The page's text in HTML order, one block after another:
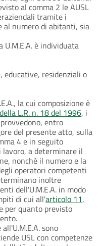
al comma 2 le AUSL
tramite i
numero di abitanti, sia
U.M.E.A. è individuata
educative, residenziali o
la cui composizione è
L.R. n. 18 del 1996, i
entro
del presente atto, sulla
4 e in seguito
a determinare il
nonché il numero e la
operatori competenti
inoltre
dell'U.M.E.A. in modo
di cui all'articolo 11,
per quanto previsto
sono
USL con competenze